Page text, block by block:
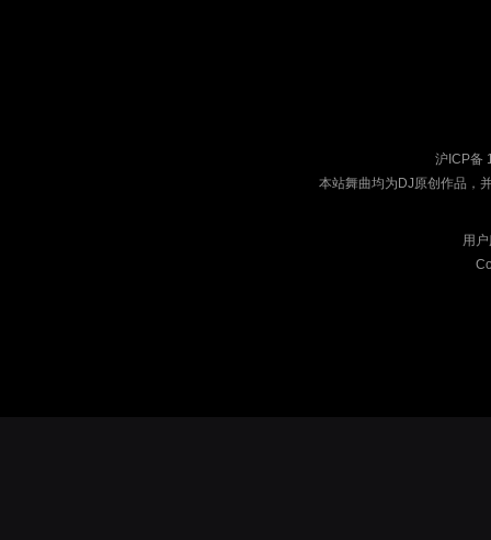
沪ICP备
本站舞曲均为DJ原创作品，
用